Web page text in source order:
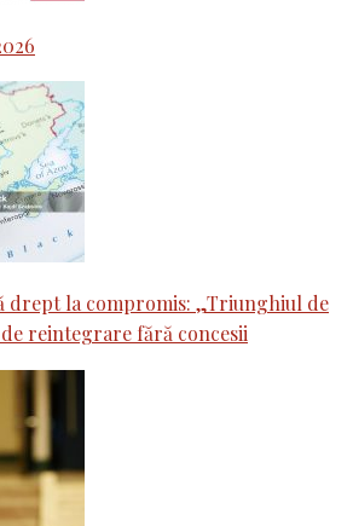
drept la compromis: „Triunghiul de
reintegrare fără concesii